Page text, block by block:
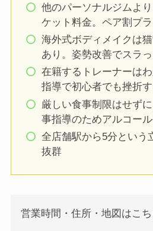
他のパーソナルジムよ
ケット料金。ペア割プ
海外式ボディメイクは
あり。姿勢改善でスラ
在籍するトレーナーは
指導で初心者でも挫折
厳しい食事制限はせず
事指導のためアルコー
全店舗駅から5分という
抜群
営業時間・住所・地図はこち